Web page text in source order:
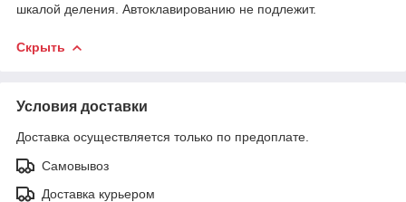
шкалой деления. Автоклавированию не подлежит.
Скрыть
Условия доставки
Доставка осуществляется только по предоплате.
Самовывоз
Доставка курьером